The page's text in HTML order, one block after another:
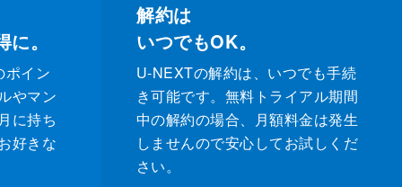
。
ポイン
やマン
に持ち
好きな
解約は
いつでもOK。
U-NEXTの解約は、いつでも手続
き可能です。無料トライアル期間
中の解約の場合、月額料金は発生
しませんので安心してお試しくだ
さい。